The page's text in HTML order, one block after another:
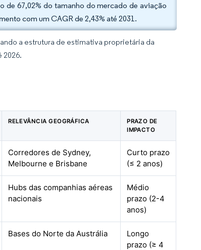
de 67,02% do tamanho do mercado de aviação
com um CAGR de 2,43% até 2031.
a estrutura de estimativa proprietária da
2026.
RELEVÂNCIA GEOGRÁFICA
PRAZO DE
IMPACTO
Corredores de Sydney,
Melbourne e Brisbane
Curto prazo
(≤ 2 anos)
Hubs das companhias aéreas
nacionais
Médio
prazo (2-4
anos)
Bases do Norte da Austrália
Longo
prazo (≥ 4